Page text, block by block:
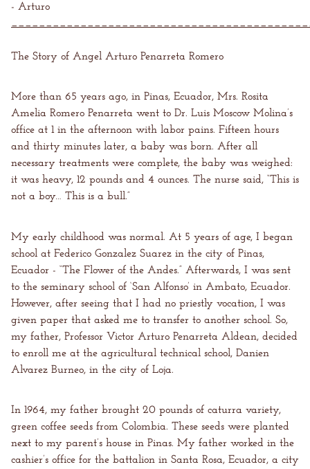
- Arturo
The Story of Angel Arturo Penarreta Romero
More than 65 years ago, in Pinas, Ecuador, Mrs. Rosita
Amelia Romero Penarreta went to Dr. Luis Moscow Molina’s
office at 1 in the afternoon with labor pains. Fifteen hours
and thirty minutes later, a baby was born. After all
necessary treatments were complete, the baby was weighed:
it was heavy, 12 pounds and 4 ounces. The nurse said, “This is
not a boy… This is a bull.”
My early childhood was normal. At 5 years of age, I began
school at Federico Gonzalez Suarez in the city of Pinas,
Ecuador - “The Flower of the Andes.” Afterwards, I was sent
to the seminary school of ‘San Alfonso’ in Ambato, Ecuador.
However, after seeing that I had no priestly vocation, I was
given paper that asked me to transfer to another school. So,
my father, Professor Victor Arturo Penarreta Aldean, decided
to enroll me at the agricultural technical school, Danien
Alvarez Burneo, in the city of Loja.
In 1964, my father brought 20 pounds of caturra variety,
green coffee seeds from Colombia. These seeds were planted
next to my parent’s house in Pinas. My father worked in the
cashier’s office for the battalion in Santa Rosa, Ecuador, a city